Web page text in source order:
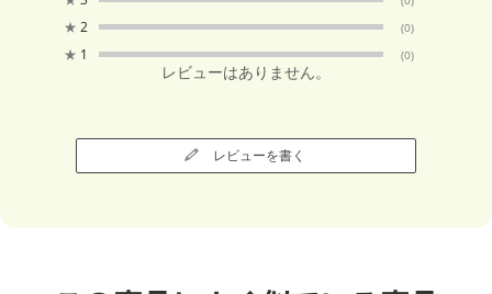
★ 2 (0)
★ 1 (0)
レビューはありません。
レビューを書く